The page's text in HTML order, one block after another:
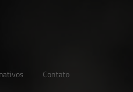
Contato